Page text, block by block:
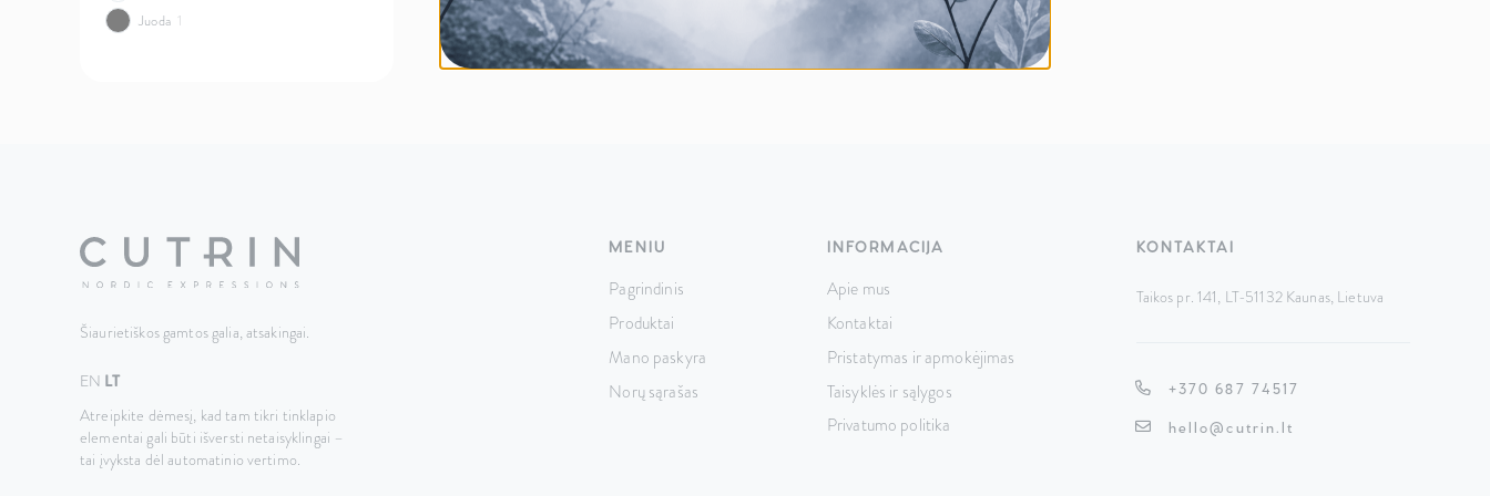
Juoda 1
Šiaurietiškos gamtos galia, atsakingai.
EN LT
Atreipkite dėmesį, kad tam tikri tinklapio
elementai gali būti išversti netaisyklingai –
tai įvyksta dėl automatinio vertimo.
MENIU
Pagrindinis
Produktai
Mano paskyra
Norų sąrašas
INFORMACIJA
Apie mus
Kontaktai
Pristatymas ir apmokėjimas
Taisyklės ir sąlygos
Privatumo politika
KONTAKTAI
Taikos pr. 141, LT-51132 Kaunas, Lietuva
+370 687 74517
hello@cutrin.lt